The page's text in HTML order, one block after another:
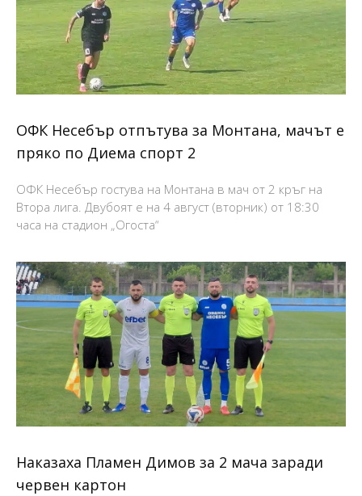
ОФК Несебър отпътува за Монтана, мачът е
пряко по Диема спорт 2
ОФК Несебър гостува на Монтана в мач от 2 кръг на
Втора лига. Двубоят е на 4 август (вторник) от 18:30
часа на стадион „Огоста“
Наказаха Пламен Димов за 2 мача заради
червен картон